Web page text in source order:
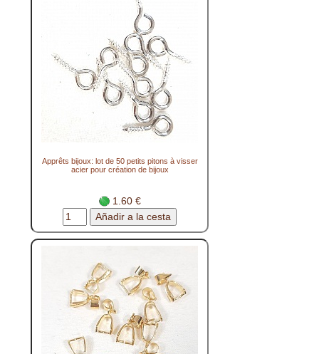
Apprêts bijoux: lot de 50 petits pitons à visser
acier pour création de bijoux
1.60 €